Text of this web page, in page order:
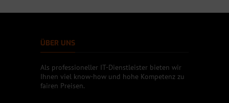
ÜBER UNS
Als professioneller IT-Dienstleister bieten wir
Ihnen viel know-how und hohe Kompetenz zu
fairen Preisen.